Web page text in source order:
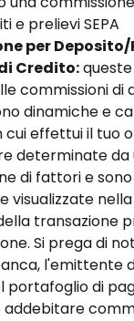
e prelievi SEPA
per
Credito:
commissioni
dinamiche e
effettui il tuo
determinate da
di fattori e
visualizzate
transazione
Si prega di
l'emittente
portafoglio di